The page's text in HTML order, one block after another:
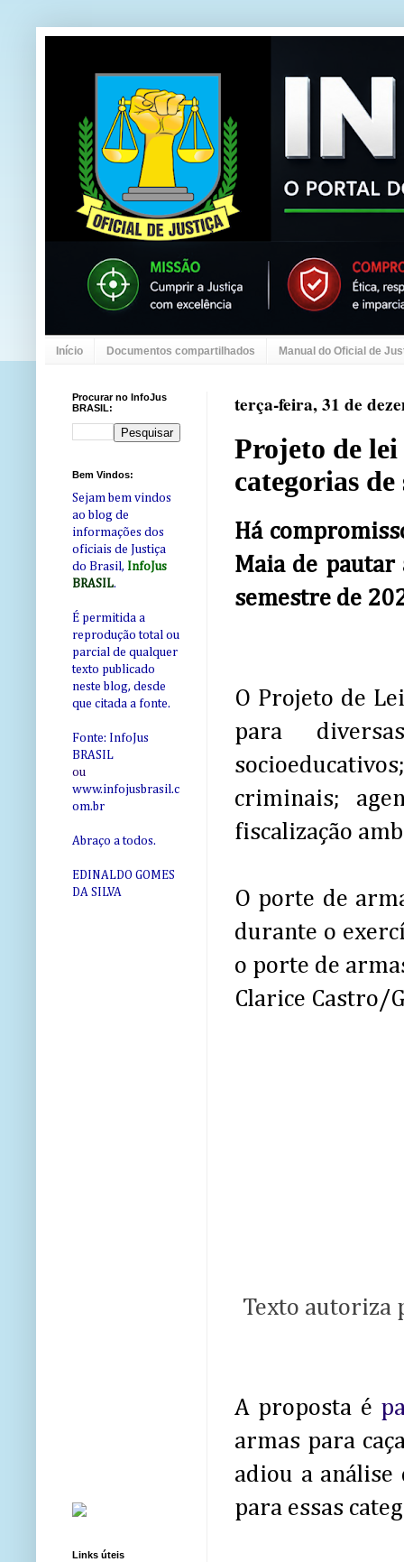
Início Documentos compartilhados Manual do Oficial de
terça-feira, 31 de
Projeto de
categorias
Há
Maia de
semestre de
O Projeto de
para
criminais;
fiscalização
O porte de
durante o
o porte de
Clarice Castro/
Texto autoriza
A proposta é
armas para
adiou a análise
para essas
Procurar no InfoJus
BRASIL:
Bem Vindos:
Sejam bem vindos
ao blog de
informações dos
oficiais de Justiça
do Brasil, InfoJus
BRASIL.
É permitida a
reprodução total ou
parcial de qualquer
texto publicado
neste blog, desde
que citada a fonte.
Fonte: InfoJus
BRASIL
ou
www.infojusbrasil.c
om.br
Abraço a todos.
EDINALDO GOMES
DA SILVA
Links úteis